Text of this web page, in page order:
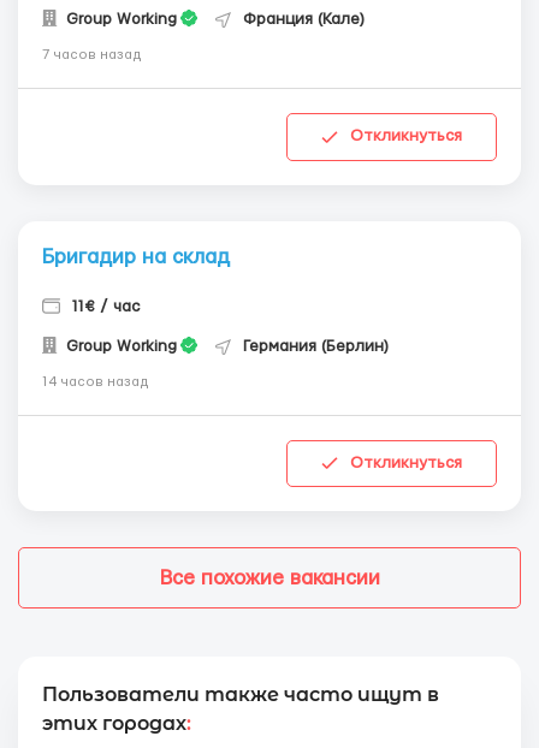
Group Working Франция (Кале)
7 часов назад
Откликнуться
Бригадир на склад
11€ / час
Group Working Германия (Берлин)
14 часов назад
Откликнуться
Все похожие вакансии
Пользователи также часто ищут в
этих городах: